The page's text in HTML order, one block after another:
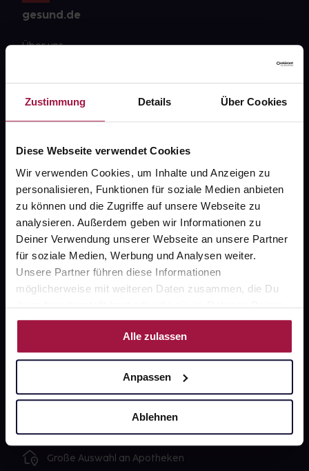
Zustimmung Details Über Cookies
Diese Webseite verwendet Cookies
Wir verwenden Cookies, um Inhalte und Anzeigen zu
personalisieren, Funktionen für soziale Medien anbieten
zu können und die Zugriffe auf unsere Webseite zu
analysieren. Außerdem geben wir Informationen zu
Deiner Verwendung unserer Webseite an unsere Partner
für soziale Medien, Werbung und Analysen weiter.
Unsere Partner führen diese Informationen
möglicherweise mit weiteren Daten zusammen, die Du
ihnen bereitgestellt hast oder die sie im Rahmen Deiner
Nutzung der Dienste gesammelt haben.
Alle zulassen
Anpassen
Ablehnen
gesund.de
Über uns
Newsletter
Barrierefreiheitserklärung
PAYBACK
gesund-versorger.de
Datenschutz
AGB
Impressum
Ausgewählte Wunschprodukte sofort abholbereit
selben Tag möglich
Freie Wahl der Apotheke
Große Auswahl an Apotheken